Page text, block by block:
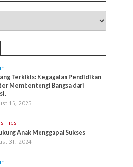
Terkikis: Kegagalan Pendidikan
Membentengi Bangsa dari
16, 2025
Tips
Anak Menggapai Sukses
31, 2024